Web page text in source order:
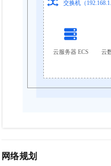
网络规划
问AI平台-Token Plan
问AI平台-模型体验
体验全尺寸、多种模态的模型效果
模型ACA认证体验
企业全员 AI 认知与能力提升
发者生态解决方案
开发和 AI 应用解决方案